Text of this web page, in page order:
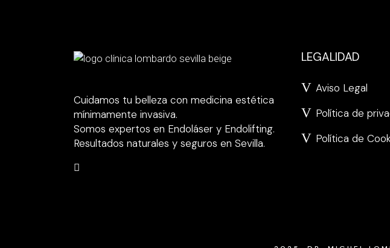
Cuidamos tu belleza con medicina estética
mínimamente invasiva.
Somos expertos en Endoláser y Endolifting.
Resultados naturales y seguros en Sevilla.
LEGALIDAD
Aviso Legal
Política de
Política de